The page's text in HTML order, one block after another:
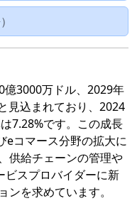
億3000万ドル、2029年
見込まれており、2024
7.28%です。この成長
eコマース分野の拡大に
供給チェーンの管理や
ビスプロバイダーに新
ンを求めています。